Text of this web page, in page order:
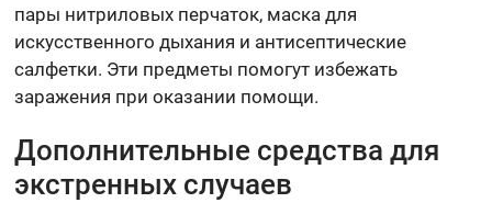
пары нитриловых перчаток, маска для
искусственного дыхания и антисептические
салфетки. Эти предметы помогут избежать
заражения при оказании помощи.
Дополнительные средства для
экстренных случаев